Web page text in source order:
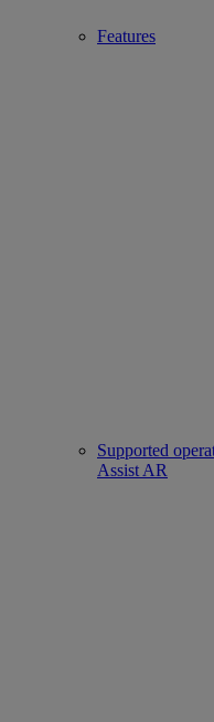
Features
Supported
Assist AR